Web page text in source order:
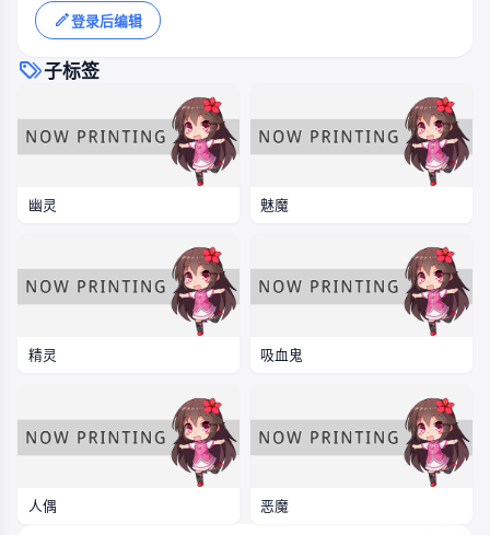
登录后编辑
子标签
幽灵 魅魔
精灵 吸血鬼
人偶 恶魔